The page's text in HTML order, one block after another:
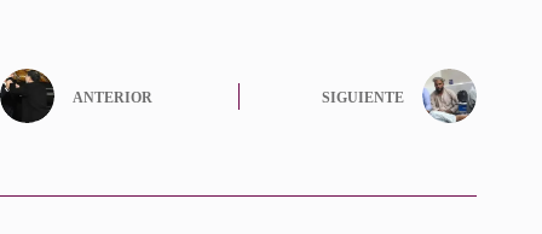
ANTERIOR SIGUIENTE